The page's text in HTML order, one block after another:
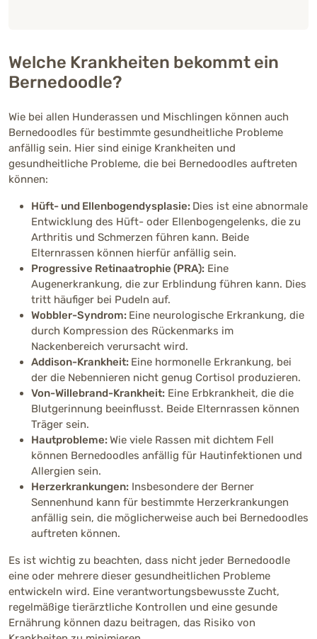
Fellfarben
Gesundheit
Je nach Zuchtlinie können Hüft- und
Ellbogendysplasie, Augenprobleme sowie
auftreten. Auch Fell- und Hautprobleme sind
möglich. Sorgfältige Auswahl der Elterntiere
und regelmäßige Vorsorge gelten als wichtig.
Lebenserwartung
12 – 15 Jahre
Richtpreis (Züchter)
1500 - 3500 €
Welche Krankheiten bekommt ein
Bernedoodle?
Wie bei allen Hunderassen und Mischlingen können auch
Bernedoodles für bestimmte gesundheitliche Probleme
anfällig sein. Hier sind einige Krankheiten und
gesundheitliche Probleme, die bei Bernedoodles auftreten
können:
Hüft- und Ellenbogendysplasie: Dies ist eine abnormale
Entwicklung des Hüft- oder Ellenbogengelenks, die zu
Arthritis und Schmerzen führen kann. Beide
Elternrassen können hierfür anfällig sein.
Progressive Retinaatrophie (PRA): Eine
Augenerkrankung, die zur Erblindung führen kann. Dies
tritt häufiger bei Pudeln auf.
Wobbler-Syndrom: Eine neurologische Erkrankung, die
durch Kompression des Rückenmarks im
Nackenbereich verursacht wird.
Addison-Krankheit: Eine hormonelle Erkrankung, bei
der die Nebennieren nicht genug Cortisol produzieren.
Von-Willebrand-Krankheit: Eine Erbkrankheit, die die
Blutgerinnung beeinflusst. Beide Elternrassen können
Träger sein.
Hautprobleme:Wie viele Rassen mit dichtem Fell
können Bernedoodles anfällig für Hautinfektionen und
Allergien sein.
Herzerkrankungen: Insbesondere der Berner
Sennenhund kann für bestimmte Herzerkrankungen
anfällig sein, die möglicherweise auch bei Bernedoodles
auftreten können.
Es ist wichtig zu beachten, dass nicht jeder Bernedoodle
eine oder mehrere dieser gesundheitlichen Probleme
entwickeln wird. Eine verantwortungsbewusste Zucht,
regelmäßige tierärztliche Kontrollen und eine gesunde
Ernährung können dazu beitragen, das Risiko von